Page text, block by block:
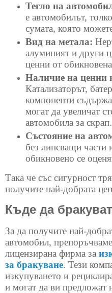
Тегло на
е автомобилът,
сумата, която
Вид на метала:
алуминият и други
ценни от
Наличие на ценни
Катализаторът,
компоненти
могат да увеличат
автомобила за скрап.
Състояние на
без липсващи части
обикновено се
Така че със сигурност
получите най-добрата
Къде да
За да получите най-
автомобил,
лицензирана фирма за
за бракуване. Тези
изкупуването и
и могат да ви предложат